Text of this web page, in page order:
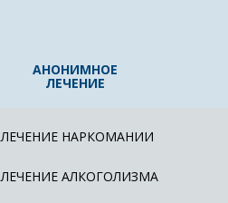
АНОНИМНОЕ
ЛЕЧЕНИЕ
ЛЕЧЕНИЕ НАРКОМАНИИ
ЛЕЧЕНИЕ АЛКОГОЛИЗМА